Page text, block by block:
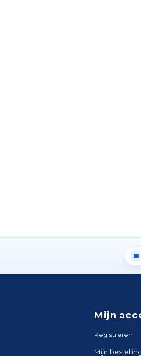
Mijn
Registreren
Mijn